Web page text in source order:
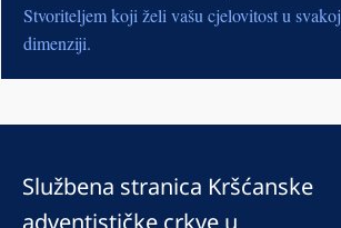
Stvoriteljem koji želi vašu cjelovitost u svakoj
dimenziji.
Službena stranica Kršćanske
adventističke crkve u